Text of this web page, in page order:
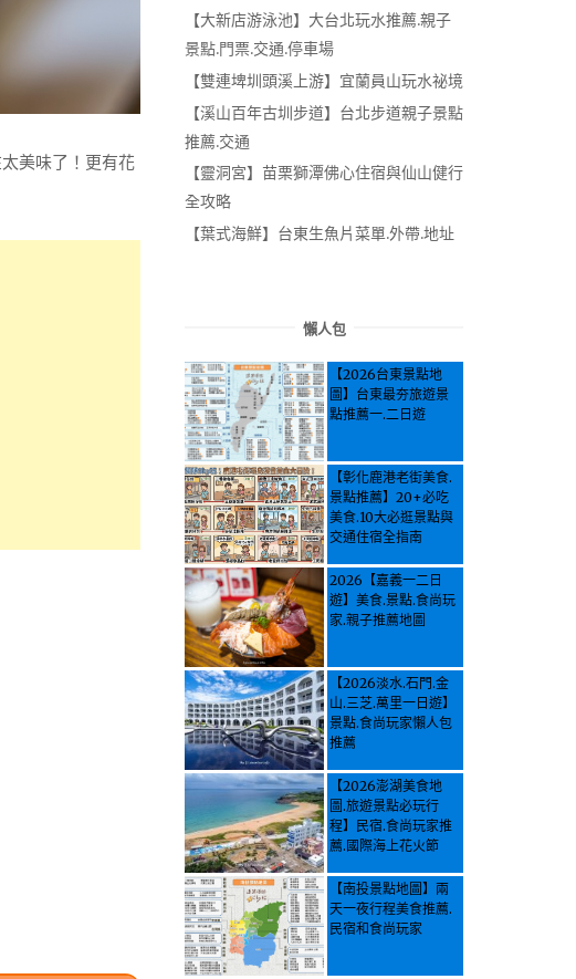
美味了！更有花
【大新店游泳池】大台北玩水推薦.親子
景點.門票.交通.停車場
【雙連埤圳頭溪上游】宜蘭員山玩水祕境
【溪山百年古圳步道】台北步道親子景點
推薦.交通
【靈洞宮】苗栗獅潭佛心住宿與仙山健行
全攻略
【葉式海鮮】台東生魚片菜單.外帶.地址
懶人包
【2026台東景點地
圖】台東最夯旅遊景
點推薦一.二日遊
【彰化鹿港老街美食.
景點推薦】20+必吃
美食.10大必逛景點與
交通住宿全指南
2026【嘉義一二日
遊】美食.景點.食尚玩
家.親子推薦地圖
【2026淡水.石門.金
山.三芝.萬里一日遊】
景點.食尚玩家懶人包
推薦
【2026澎湖美食地
圖.旅遊景點必玩行
程】民宿.食尚玩家推
薦.國際海上花火節
【南投景點地圖】兩
天一夜行程美食推薦.
民宿和食尚玩家